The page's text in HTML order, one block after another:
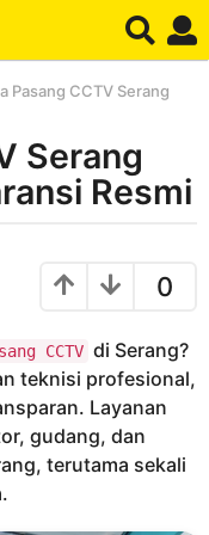
Pasang CCTV Serang
Serang
Resmi
0
CCTV di Serang?
teknisi profesional,
Layanan
gudang, dan
terutama sekali